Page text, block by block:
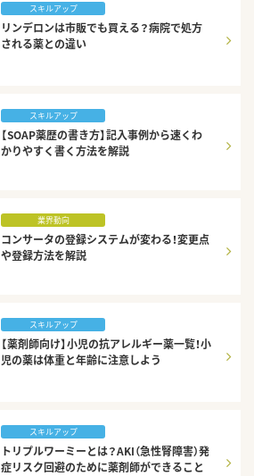
スキルアップ
リンデロンは市販でも買える？病院で処方
される薬との違い
スキルアップ
【SOAP薬歴の書き方】記入事例から速くわ
かりやすく書く方法を解説
業界動向
コンサータの登録システムが変わる！変更点
や登録方法を解説
スキルアップ
【薬剤師向け】小児の抗アレルギー薬一覧！小
児の薬は体重と年齢に注意しよう
スキルアップ
トリプルワーミーとは？AKI（急性腎障害）発
症リスク回避のために薬剤師ができること